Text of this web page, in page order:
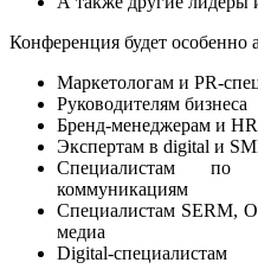
Конференция будет особенно
Маркетологам и PR-
Руководителям бизнеса
Бренд-менеджерам и
Экспертам в digital и
Специалистам
коммуникациям
Специалистам SERM,
медиа
Digital-специалистам